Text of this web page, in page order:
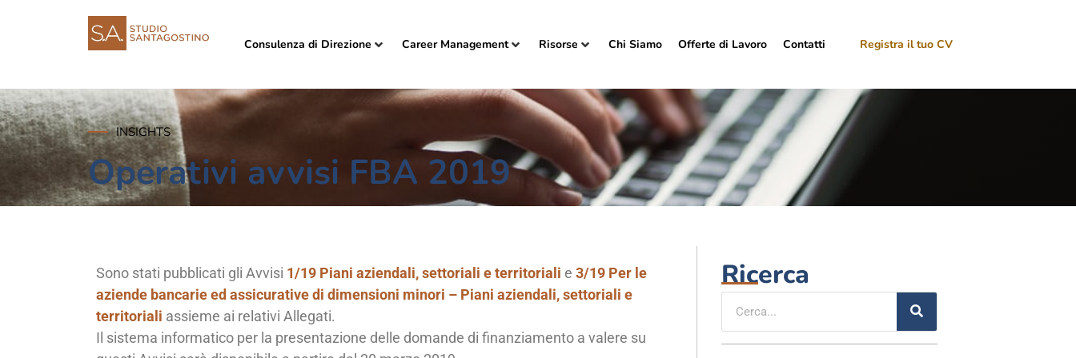
Consulenza di Direzione Career Management Risorse Chi Siamo Offerte di Lavoro Contatti Registra il tuo CV
INSIGHTS
Operativi avvisi FBA 2019
Sono stati pubblicati gli Avvisi 1/19 Piani aziendali, settoriali e territoriali e 3/19 Per le
aziende bancarie ed assicurative di dimensioni minori – Piani aziendali, settoriali e
territoriali assieme ai relativi Allegati.
Il sistema informatico per la presentazione delle domande di finanziamento a valere su
Ricerca